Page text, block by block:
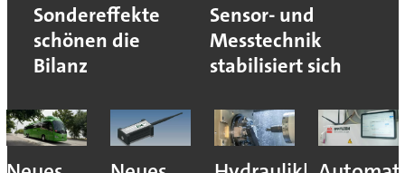
Sondereffekte
schönen die
Bilanz
Sensor- und
Messtechnik
stabilisiert sich